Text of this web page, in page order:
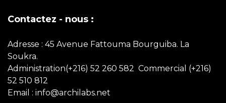
Contactez - nous :
Adresse : 45 Avenue Fattouma Bourguiba. La
Soukra.
Administration(+216) 52 260 582 Commercial (+216)
52 510 812
Email : info@archilabs.net